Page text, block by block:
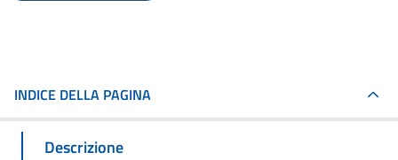
INDICE DELLA PAGINA
Descrizione